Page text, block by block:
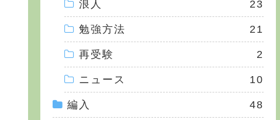
浪人 23
勉強方法 21
再受験 2
ニュース 10
編入 48